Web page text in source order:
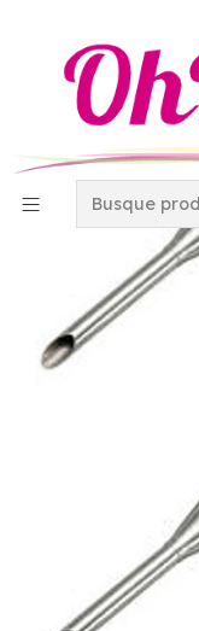
Duya Ateco No. 231